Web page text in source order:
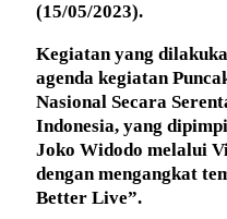
(15/05/2023).
Kegiatan yang
agenda kegiatan
Nasional Secara
Indonesia, yang
Joko Widodo melalui
dengan mengangkat
Better Live”.